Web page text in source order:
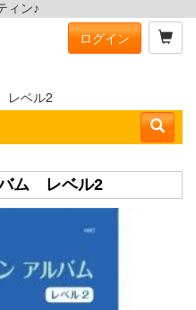
ィン♪
ログイン
レベル2
バム レベル2